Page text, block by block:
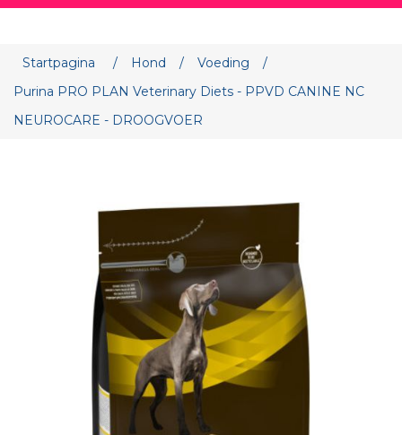
Startpagina / Hond / Voeding
/
Purina PRO PLAN Veterinary Diets - PPVD CANINE NC
NEUROCARE - DROOGVOER